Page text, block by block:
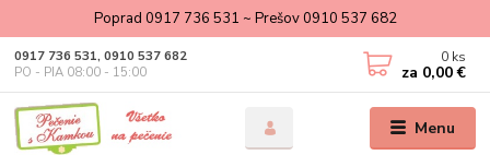
Poprad 0917 736 531 ~ Prešov 0910 537 682
Menu
0917 736 531, 0910 537 682
PO - PIA 08:00 - 15:00
0 ks
za 0,00 €